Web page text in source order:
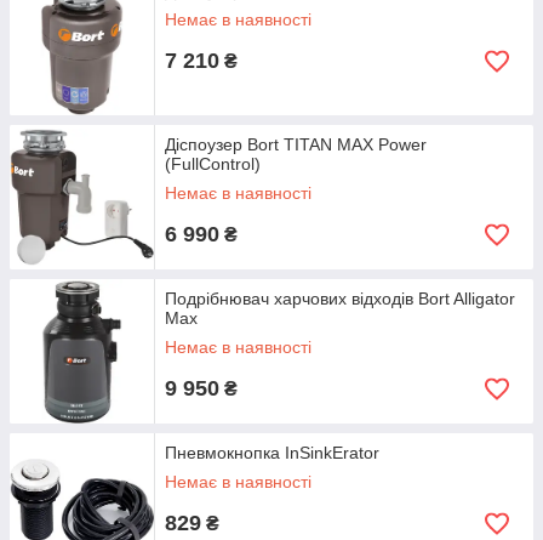
безперебійно працювати в умовах постійного контакту з
водою.
У цьому розділі нашого інтернет майданчики презентовані
профіподрібнювачі харчових відходів
відповідну модель цього обладнання для будь-яких умов
експлуатації. Звертайтеся!
Немає в наявності
7 210 ₴
Діспоузер Bort TITAN MAX Power
(FullControl)
Немає в наявності
6 990 ₴
Подрібнювач харчових відходів Bort Alligator
Max
Немає в наявності
9 950 ₴
Пневмокнопка InSinkErator
Немає в наявності
829 ₴